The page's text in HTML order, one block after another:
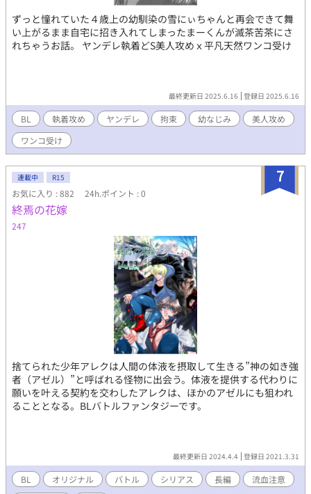
ずっと憧れていた４歳上の幼馴染の雪にぃちゃんと再会できて舞
い上がるまま自宅に招き入れてしまったまーくんが滅茶苦茶にさ
れちゃうお話。 ヤンデレ執着どS美人攻めｘ平凡天然ワンコ受け
最終更新日 2025.6.16 登録日 2025.6.16
BL 執着攻め ヤンデレ 拘束 幼なじみ
美人攻め
ワンコ受け
7
連載中 R15
お気に入り : 882 24h.ポイント : 0
終焉の花嫁
247
捨てられた少年アレクは人間の体液を摂取して生きる”神の如き強
者（アゼル）”と呼ばれる怪物に出会う。体液を提供する代わりに
願いを叶える契約を交わしたアレクは、ほかのアゼルにも狙われ
ることとなる。BLバトルファンタジーです。
最終更新日 2024.4.4 登録日 2021.3.31
BL オリジナル バトル シリアス 長編
流血注意